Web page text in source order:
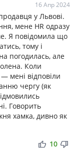
16 Апр 2024
у Львові.
мене HR одразу
Я повідомила що
тому і
погодилась, але
Коли
мені відповіли
чергу (як
Говорить
хамка, дивно як
thumb_up thumb_down
10